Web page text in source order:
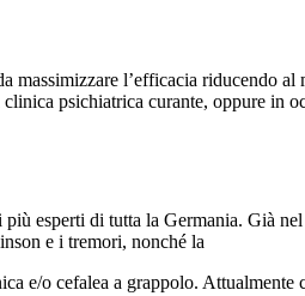
massimizzare l’efficacia riducendo
psichiatrica curante, oppure in
esperti di tutta la Germania. Già
e i tremori, nonché la
e/o cefalea a grappolo. Attualmente